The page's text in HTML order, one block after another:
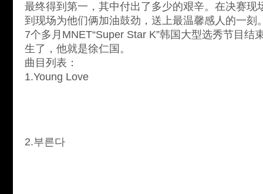
最终得到第一，其中付出了多少的艰辛。在决赛现
到现场为他们俩加油鼓劲，送上最温馨感人的一刻
7个多月MNET“Super Star K”韩国 大型选秀节目结
生了，他就是徐仁国。
曲目列表：
1.Young Love
2.부른다